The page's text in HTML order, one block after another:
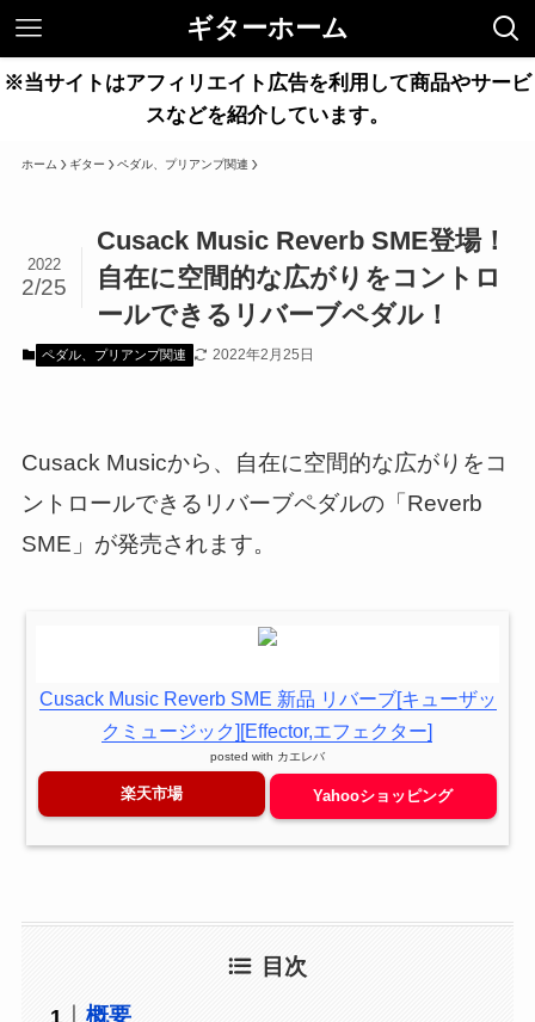
ギターホーム
※当サイトはアフィリエイト広告を利用して商品やサービ
スなどを紹介しています。
ホーム ギター ペダル、プリアンプ関連
Cusack Music Reverb SME登場！
自在に空間的な広がりをコントロ
ールできるリバーブペダル！
2022
2/25
ペダル、プリアンプ関連 2022年2月25日
Cusack Musicから、自在に空間的な広がりをコ
ントロールできるリバーブペダルの「Reverb
SME」が発売されます。
Cusack Music Reverb SME 新品 リバーブ[キューザッ
クミュージック][Effector,エフェクター]
posted with カエレバ
楽天市場 Yahooショッピング
目次
概要